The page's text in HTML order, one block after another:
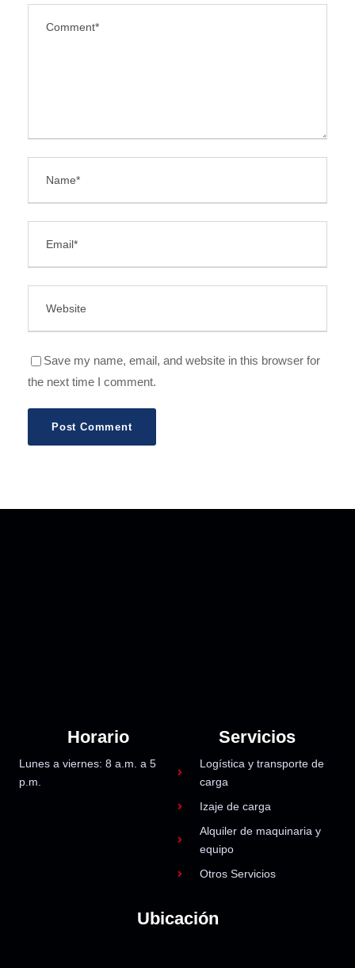
Save my name, email, and website in this browser for
the next time I comment.
Horario
Lunes a viernes: 8 a.m. a 5
p.m.
Servicios
Logística y transporte de
carga
Izaje de carga
Alquiler de maquinaria y
equipo
Otros Servicios
Ubicación